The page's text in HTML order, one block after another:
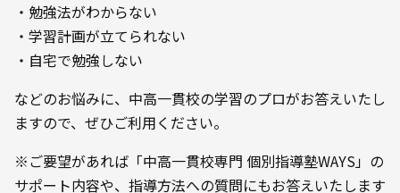
・勉強法がわからない
・学習計画が立てられない
・自宅で勉強しない
などのお悩みに、中高一貫校の学習のプロがお答えいたし
ますので、ぜひご利用ください。
※ご要望があれば「中高一貫校専門 個別指導塾WAYS」の
サポート内容や、指導方法への質問にもお答えいたします